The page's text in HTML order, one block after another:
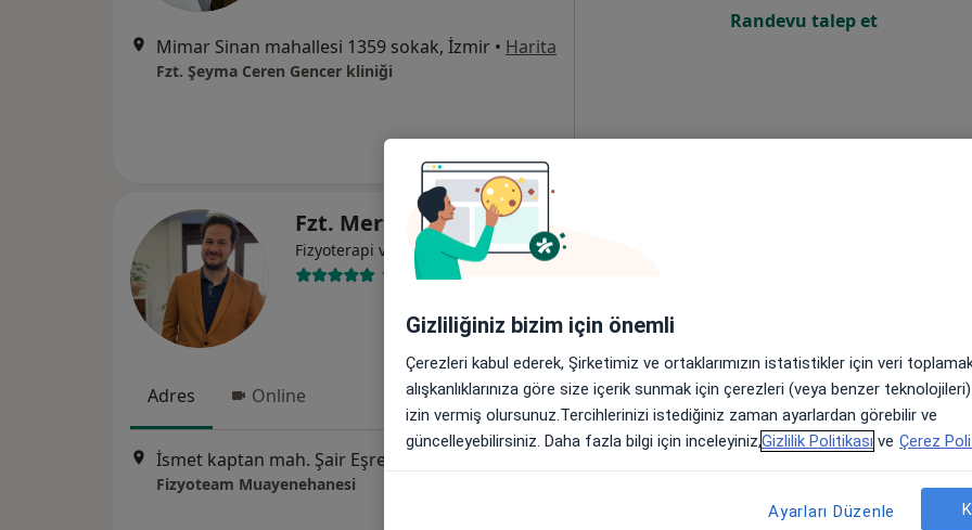
Mimar Sinan mahallesi 1359 sokak, İzmir • Harita
Fzt. Şeyma Ceren Gencer kliniği
Randevu talep et
Fzt. Mert Tırnova
Fizyoterapi ve rehabilitasyon
144 görüş
Adres Online
Fizyoteam Muayenehanesi
Randevu talep et
Gizliliğiniz bizim için önemli
Çerezleri kabul ederek, Şirketimiz ve ortaklarımızın istatistikler için veri
alışkanlıklarınıza göre size içerik sunmak için çerezleri (veya benzer
izin vermiş olursunuz.Tercihlerinizi istediğiniz zaman ayarlardan görebilir ve
güncelleyebilirsiniz. Daha fazla bilgi için inceleyiniz,Gizlilik Politikası ve Çerez
Ayarları Düzenle